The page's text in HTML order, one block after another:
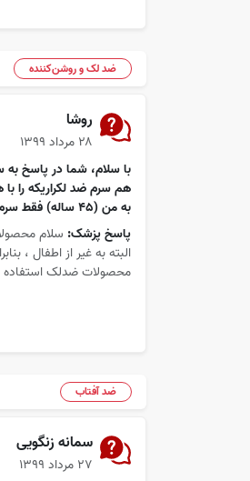
ضد لک و روشن‌کننده
روشا
۲۸ مرداد ۱۳۹۹
با سلام، شما در پاسخ به
هم سرم ضد لكراريكه را
به من (٤٥ ساله) فقط سرم را معر...
پاسخ پزشک: سلام
البته به غیر از اطفال ،
محصولات ضدلک استفاده
ضد آفتاب
سمانه زنگویی
۲۷ مرداد ۱۳۹۹